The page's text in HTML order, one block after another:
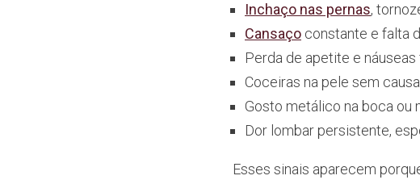
Inchaço nas pernas,
Cansaço constante e falta
Perda de apetite e
Coceiras na pele sem
Gosto metálico na boca ou
Dor lombar persistente,
Esses sinais aparecem